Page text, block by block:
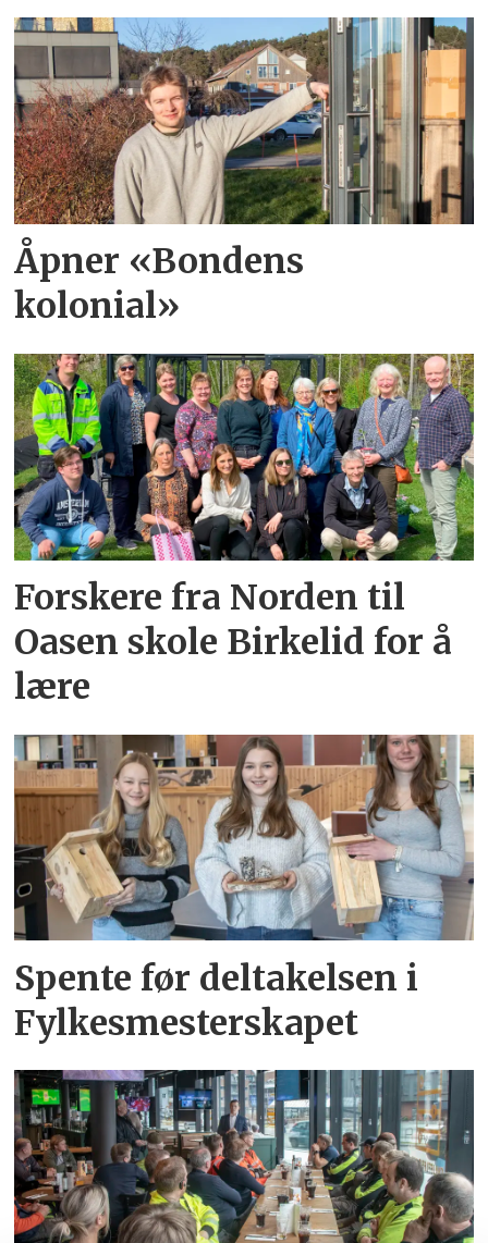
Åpner «Bondens
kolonial»
Forskere fra Norden til
Oasen skole Birkelid for å
lære
Spente før deltakelsen i
Fylkesmesterskapet